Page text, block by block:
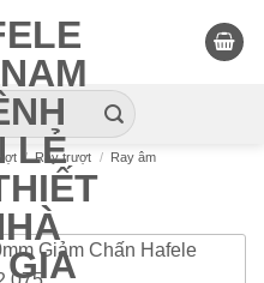
/ Ray trượt / Ray âm